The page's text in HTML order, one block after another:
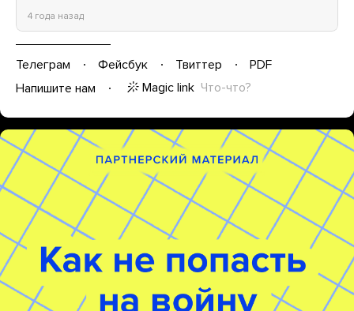
4 года назад
Телеграм Фейсбук Твиттер
PDF
Напишите нам
Magic link Что-что?